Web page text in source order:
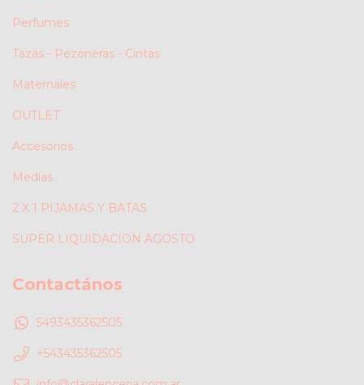
Perfumes
Tazas - Pezoneras - Cintas
Maternales
OUTLET
Accesorios
Medias
2 X 1 PIJAMAS Y BATAS
SUPER LIQUIDACION AGOSTO
Contactános
5493435362505
+543435362505